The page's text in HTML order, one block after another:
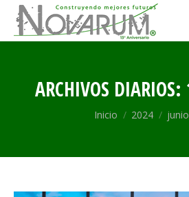
ARCHIVOS DIARIOS:
Estás aquí:
Inicio 2024 junio